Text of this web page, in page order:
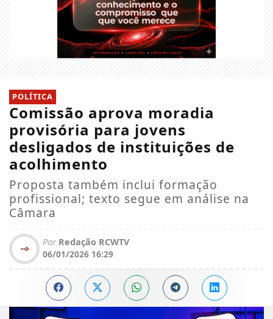
POLÍTICA
Comissão aprova moradia
provisória para jovens
desligados de instituições de
acolhimento
Proposta também inclui formação
profissional; texto segue em análise na
Câmara
Por Redação RCWTV
06/01/2026 16:29